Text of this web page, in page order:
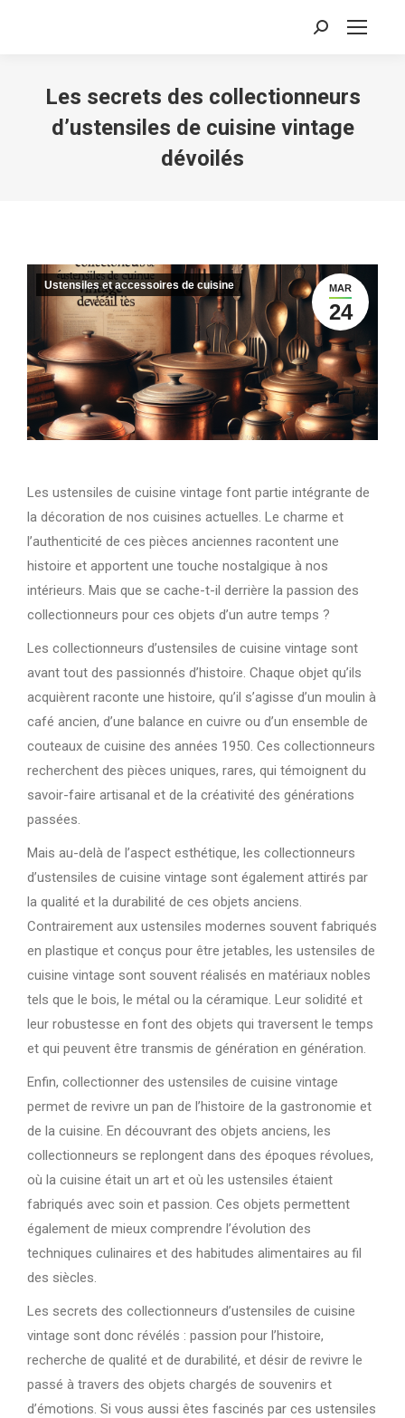
Recherche
Les secrets des collectionneurs
d’ustensiles de cuisine vintage
dévoilés
MAR
24
Ustensiles et accessoires de cuisine
Les ustensiles de cuisine vintage font partie intégrante de
la décoration de nos cuisines actuelles. Le charme et
l’authenticité de ces pièces anciennes racontent une
histoire et apportent une touche nostalgique à nos
intérieurs. Mais que se cache-t-il derrière la passion des
collectionneurs pour ces objets d’un autre temps ?
Les collectionneurs d’ustensiles de cuisine vintage sont
avant tout des passionnés d’histoire. Chaque objet qu’ils
acquièrent raconte une histoire, qu’il s’agisse d’un moulin à
café ancien, d’une balance en cuivre ou d’un ensemble de
couteaux de cuisine des années 1950. Ces collectionneurs
recherchent des pièces uniques, rares, qui témoignent du
savoir-faire artisanal et de la créativité des générations
passées.
Mais au-delà de l’aspect esthétique, les collectionneurs
d’ustensiles de cuisine vintage sont également attirés par
la qualité et la durabilité de ces objets anciens.
Contrairement aux ustensiles modernes souvent fabriqués
en plastique et conçus pour être jetables, les ustensiles de
cuisine vintage sont souvent réalisés en matériaux nobles
tels que le bois, le métal ou la céramique. Leur solidité et
leur robustesse en font des objets qui traversent le temps
et qui peuvent être transmis de génération en génération.
Enfin, collectionner des ustensiles de cuisine vintage
permet de revivre un pan de l’histoire de la gastronomie et
de la cuisine. En découvrant des objets anciens, les
collectionneurs se replongent dans des époques révolues,
où la cuisine était un art et où les ustensiles étaient
fabriqués avec soin et passion. Ces objets permettent
également de mieux comprendre l’évolution des
techniques culinaires et des habitudes alimentaires au fil
des siècles.
Les secrets des collectionneurs d’ustensiles de cuisine
vintage sont donc révélés : passion pour l’histoire,
recherche de qualité et de durabilité, et désir de revivre le
passé à travers des objets chargés de souvenirs et
d’émotions. Si vous aussi êtes fascinés par ces ustensiles